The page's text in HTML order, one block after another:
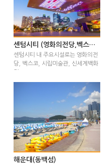
센텀시티 (영화의전당,벡스코 등)
센텀시티 내 주요시설로는 영화의전
당, 벡스코, 시립미술관, 신세계백화
해운대(동백섬)